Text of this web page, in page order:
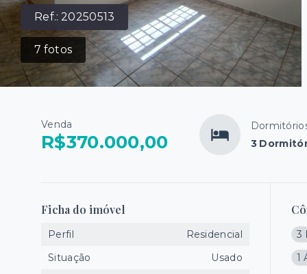
Ref.: 20250513
7 fotos
Venda
R$370.000,00
3
3
1
Ficha do imóvel
Perfil
Residencial
Situação
Usado